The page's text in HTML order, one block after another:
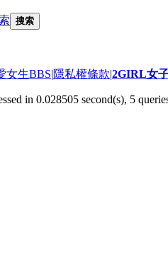
搜索
女生BBS|隱私權條款|2GIRL女
in 0.028505 second(s), 5